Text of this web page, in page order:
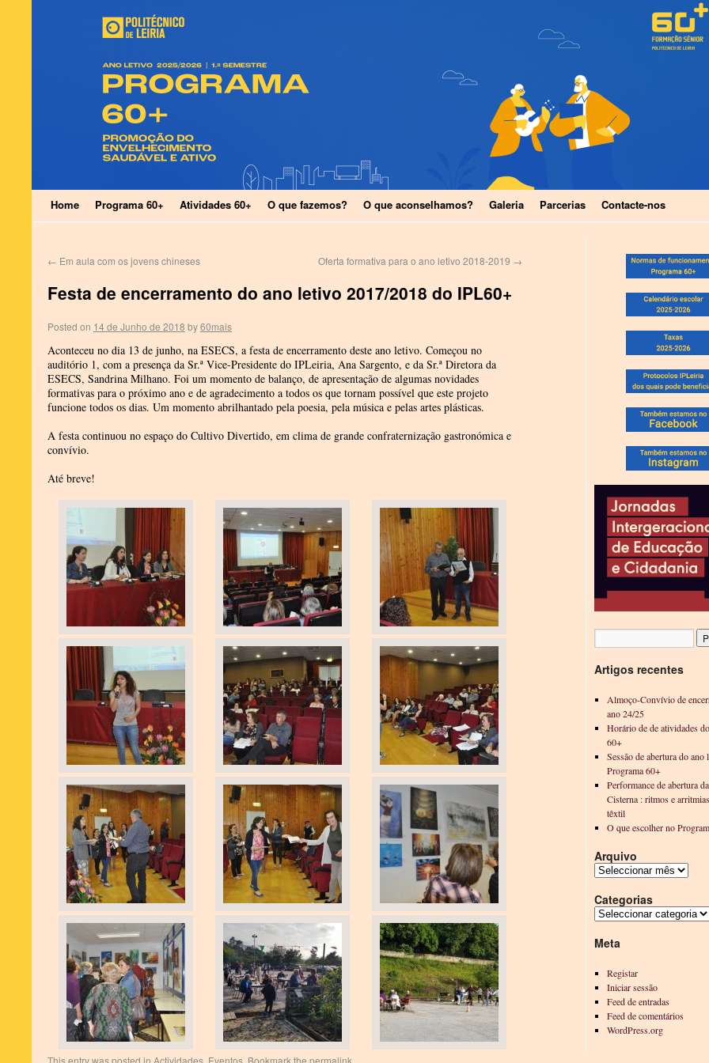
Home Programa 60+ Atividades 60+ O que fazemos? O que aconselhamos? Galeria Parcerias Contacte-nos
← Em aula com os jovens chineses Oferta formativa para o ano letivo 2018-2019 →
Festa de encerramento do ano letivo 2017/2018 do IPL60+
Posted on 14 de Junho de 2018 by60mais
Aconteceu no dia 13 de junho, na ESECS, a festa de encerramento deste ano letivo. Começou no
auditório 1, com a presença da Sr.ª Vice-Presidente do IPLeiria, Ana Sargento, e da Sr.ª Diretora da
ESECS, Sandrina Milhano. Foi um momento de balanço, de apresentação de algumas novidades
formativas para o próximo ano e de agradecimento a todos os que tornam possível que este projeto
funcione todos os dias. Um momento abrilhantado pela poesia, pela música e pelas artes plásticas.
A festa continuou no espaço do Cultivo Divertido, em clima de grande confraternização gastronómica e
convívio.
Até breve!
This entry was posted in Actividades Eventos . Bookmark the permalink
Artigos recentes
Almoço-Convívio de
ano 24/25
Horário de de atividades
60+
Sessão de abertura do ano
Programa 60+
Performance de abertura
Cisterna : ritmos e
têxtil
O que escolher no
Arquivo
Categorias
Meta
Registar
Iniciar sessão
Feed de entradas
Feed de comentários
WordPress.org